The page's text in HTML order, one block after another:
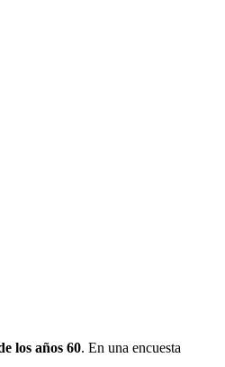
los años 60. En una encuesta